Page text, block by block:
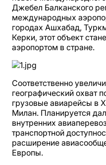
Джебел Балканского
международных
городах Ашхабад,
Керки, этот объект
аэропортом в стране.
Соответственно
географический охват
грузовые авиарейсы в
Милан. Планируется
внутренних
транспортной
расширение
Европы.